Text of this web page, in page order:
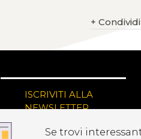
+ Condividi
ISCRIVITI ALLA
NEWSLETTER
Se trovi